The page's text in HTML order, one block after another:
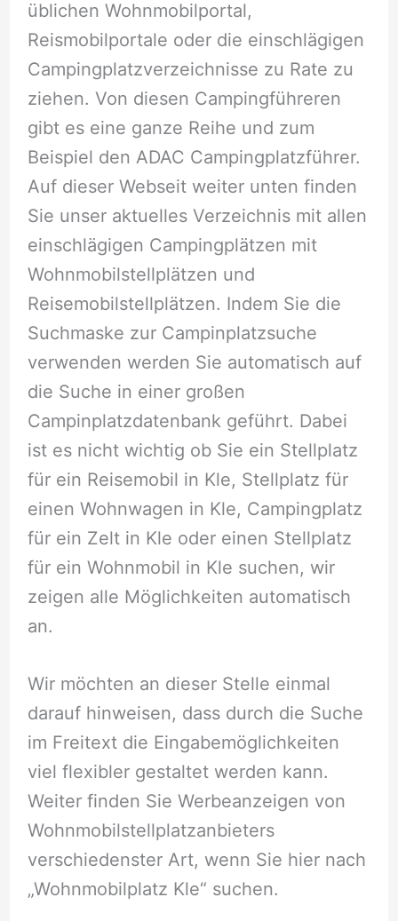
üblichen Wohnmobilportal,
Reismobilportale oder die einschlägigen
Campingplatzverzeichnisse zu Rate zu
ziehen. Von diesen Campingführeren
gibt es eine ganze Reihe und zum
Beispiel den ADAC Campingplatzführer.
Auf dieser Webseit weiter unten finden
Sie unser aktuelles Verzeichnis mit allen
einschlägigen Campingplätzen mit
Wohnmobilstellplätzen und
Reisemobilstellplätzen. Indem Sie die
Suchmaske zur Campinplatzsuche
verwenden werden Sie automatisch auf
die Suche in einer großen
Campinplatzdatenbank geführt. Dabei
ist es nicht wichtig ob Sie ein Stellplatz
für ein Reisemobil in Kle, Stellplatz für
einen Wohnwagen in Kle, Campingplatz
für ein Zelt in Kle oder einen Stellplatz
für ein Wohnmobil in Kle suchen, wir
zeigen alle Möglichkeiten automatisch
an.
Wir möchten an dieser Stelle einmal
darauf hinweisen, dass durch die Suche
im Freitext die Eingabemöglichkeiten
viel flexibler gestaltet werden kann.
Weiter finden Sie Werbeanzeigen von
Wohnmobilstellplatzanbieters
verschiedenster Art, wenn Sie hier nach
„Wohnmobilplatz Kle“ suchen.